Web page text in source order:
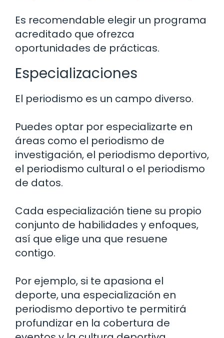
Es recomendable elegir un programa
acreditado que ofrezca
oportunidades de prácticas.
Especializaciones
El periodismo es un campo diverso.
Puedes optar por especializarte en
áreas como el periodismo de
investigación, el periodismo deportivo,
el periodismo cultural o el periodismo
de datos.
Cada especialización tiene su propio
conjunto de habilidades y enfoques,
así que elige una que resuene
contigo.
Por ejemplo, si te apasiona el
deporte, una especialización en
periodismo deportivo te permitirá
profundizar en la cobertura de